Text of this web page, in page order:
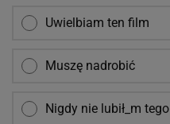
Uwielbiam ten film
Muszę nadrobić
Nigdy nie lubił_m